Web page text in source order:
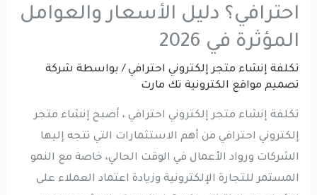
احترافي؟ دليل الأسعار والعوامل
المؤثرة في 2026
تكلفة إنشاء متجر إلكتروني احترافي / بواسطة شركة
تصميم مواقع الكترونية تك مارت
تكلفة إنشاء متجر إلكتروني احترافي ، أصبح إنشاء متجر
إلكتروني احترافي من أهم الاستثمارات التي تتجه إليها
الشركات ورواد الأعمال في الوقت الحالي، خاصة مع النمو
المستمر للتجارة الإلكترونية وزيادة اعتماد العملاء على